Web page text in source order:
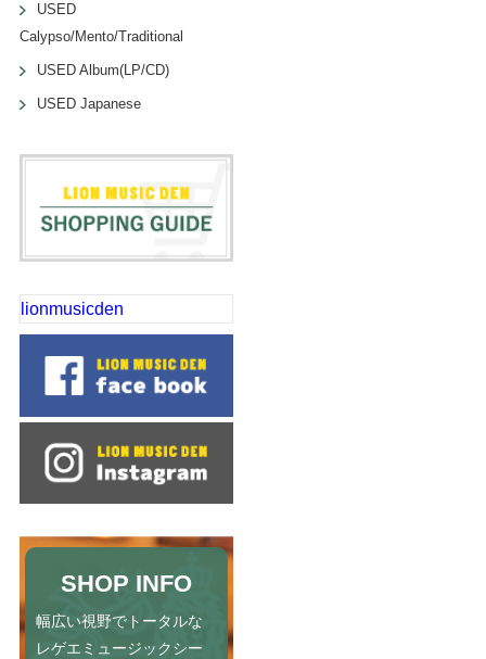
USED
Calypso/Mento/Traditional
USED Album(LP/CD)
USED Japanese
lionmusicden
SHOP INFO
幅広い視野でトータルな
レゲエミュージックシー